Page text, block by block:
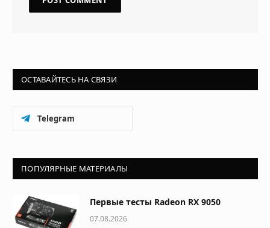
ОСТАВАЙТЕСЬ НА СВЯЗИ
Telegram
ПОПУЛЯРНЫЕ МАТЕРИАЛЫ
Первые тесты Radeon RX 9050
07.08.2026